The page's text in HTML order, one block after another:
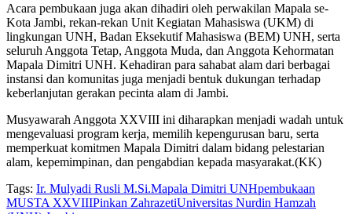
Acara pembukaan juga akan dihadiri oleh perwakilan Mapala se-
Kota Jambi, rekan-rekan Unit Kegiatan Mahasiswa (UKM) di
lingkungan UNH, Badan Eksekutif Mahasiswa (BEM) UNH, serta
seluruh Anggota Tetap, Anggota Muda, dan Anggota Kehormatan
Mapala Dimitri UNH. Kehadiran para sahabat alam dari berbagai
instansi dan komunitas juga menjadi bentuk dukungan terhadap
keberlanjutan gerakan pecinta alam di Jambi.
Musyawarah Anggota XXVIII ini diharapkan menjadi wadah untuk
mengevaluasi program kerja, memilih kepengurusan baru, serta
memperkuat komitmen Mapala Dimitri dalam bidang pelestarian
alam, kepemimpinan, dan pengabdian kepada masyarakat.(KK)
Tags: Ir. Mulyadi Rusli M.Si.Mapala Dimitri UNHpembukaan
MUSTA XXVIIIPinkan ZahrazetiUniversitas Nurdin Hamzah